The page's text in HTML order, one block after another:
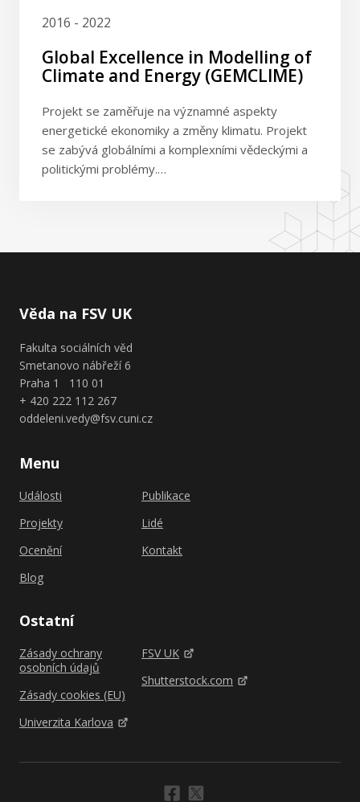
2016 - 2022
Global Excellence in Modelling of
Climate and Energy (GEMCLIME)
Projekt se zaměřuje na významné aspekty
energetické ekonomiky a změny klimatu. Projekt
se zabývá globálními a komplexními vědeckými a
politickými problémy.…
Věda na FSV UK
Fakulta sociálních věd
Smetanovo nábřeží 6
Praha 1 110 01
+ 420 222 112 267
oddeleni.vedy@fsv.cuni.cz
Menu
Události
Projekty
Ocenění
Blog
Publikace
Lidé
Kontakt
Ostatní
Zásady ochrany
osobních údajů
Zásady cookies (EU)
Univerzita Karlova
FSV UK
Shutterstock.com